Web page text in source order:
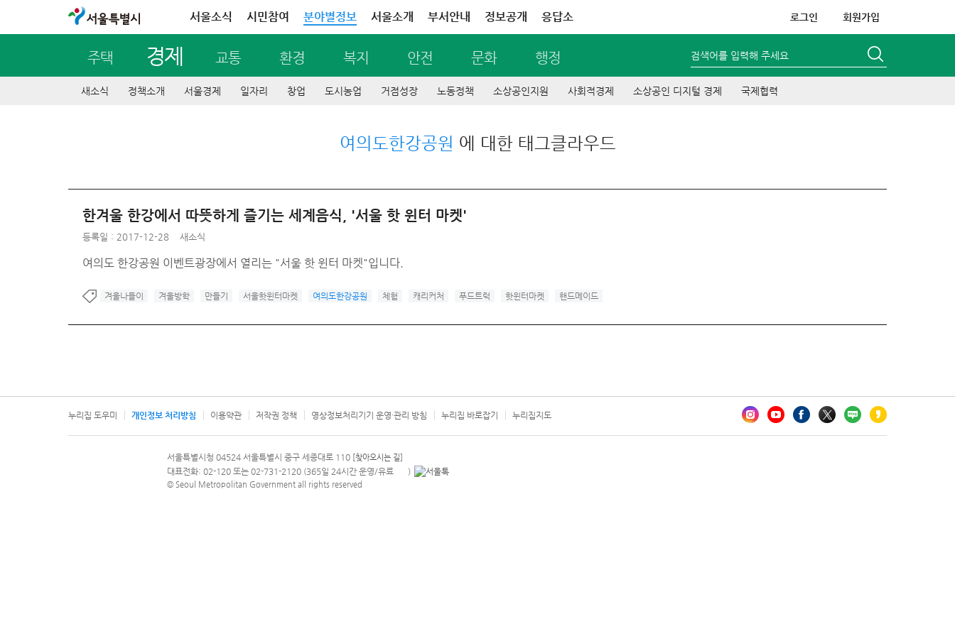
서울특별시 서울소식 시민참여 분야별정보 서울소개 부서안내 정보공개 응답소 로그인 회원가입
주택 경제 교통 환경 복지 안전 문화 행정 검색어를 입력해 주세요
새소식 정책소개 서울경제 일자리 창업 도시농업 거점성장 노동정책 소상공인지원 사회적경제 소상공인 디지털 경제 국제협력
여의도한강공원 에 대한 태그클라우드
한겨울 한강에서 따뜻하게 즐기는 세계음식, '서울 핫 윈터 마켓'
등록일 : 2017-12-28 새소식
여의도 한강공원 이벤트광장에서 열리는 "서울 핫 윈터 마켓"입니다.
겨울나들이 겨울방학 만들기 서울핫윈터마켓 여의도한강공원 체험 캐리커처 푸드트럭 핫윈터마켓 핸드메이드
누리집 도우미 개인정보 처리방침 이용약관 저작권 정책 영상정보처리기기 운영·관리 방침 누리집 바로잡기 누리집지도
문의 전화번호 120, 120 다산콜재단
서울특별시청 04524 서울특별시 중구 세종대로 110 [찾아오시는 길]
대표전화: 02-120 또는 02-731-2120 (365일 24시간 운영/유료 안내팝업 열기
)
© Seoul Metropolitan Government all rights reserved